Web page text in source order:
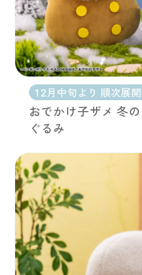
12月中旬より 順次展
おでかけ子ザメ 冬
ぐるみ